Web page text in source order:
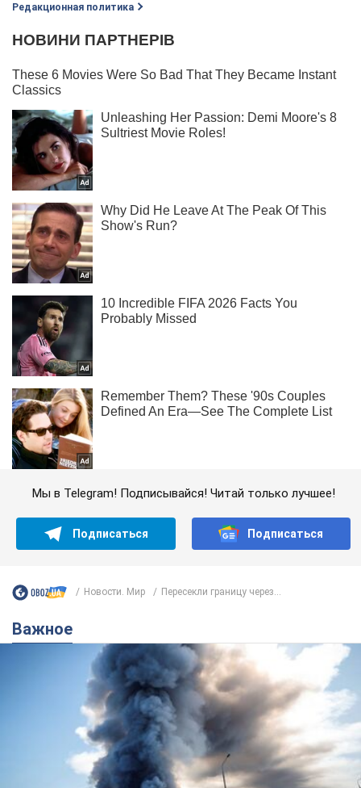
Редакционная политика
Мы в Telegram! Подписывайся! Читай только лучшее!
Подписаться Подписаться
Новости. Мир Пересекли границу через...
Важное